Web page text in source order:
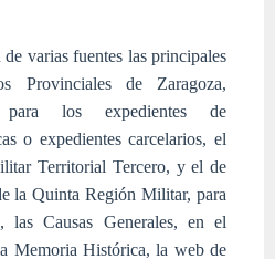
varias fuentes las principales
Provinciales de Zaragoza,
los expedientes de
o expedientes carcelarios, el
Territorial Tercero, y el de
la Quinta Región Militar, para
las Causas Generales, en el
Memoria Histórica, la web de